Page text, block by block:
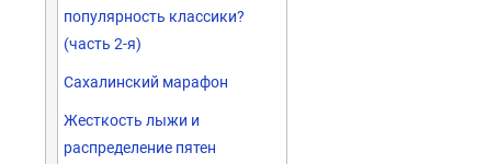
популярность классики?
(часть 2-я)
Сахалинский марафон
Жесткость лыжи и
распределение пятен